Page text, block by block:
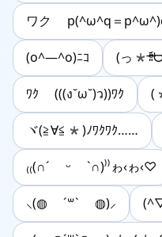
ワク p(^ω^q＝
(o^―^o)ﾆｺ (っ
ﾜｸ (((ง˘ω˘)ว))ﾜｸ
ヾ(≧∀≦*)ﾉﾜｸﾜｸ……
₍₍(∩´ ᵕ `∩)⁾⁾ゎ‹ゎ‹♡
⸜(◍ ´꒳` ◍)⸝